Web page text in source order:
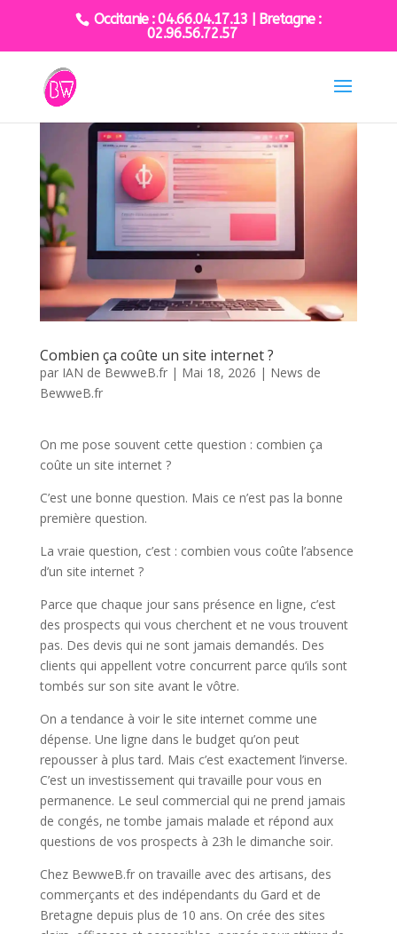
Occitanie : 04.66.04.17.13 | Bretagne :
02.96.56.72.57
Combien ça coûte un site internet ?
par IAN de BewweB.fr| Mai 18, 2026 | News de
BewweB.fr
On me pose souvent cette question : combien ça
coûte un site internet ?
C’est une bonne question. Mais ce n’est pas la bonne
première question.
La vraie question, c’est : combien vous coûte l’absence
d’un site internet ?
Parce que chaque jour sans présence en ligne, c’est
des prospects qui vous cherchent et ne vous trouvent
pas. Des devis qui ne sont jamais demandés. Des
clients qui appellent votre concurrent parce qu’ils sont
tombés sur son site avant le vôtre.
On a tendance à voir le site internet comme une
dépense. Une ligne dans le budget qu’on peut
repousser à plus tard. Mais c’est exactement l’inverse.
C’est un investissement qui travaille pour vous en
permanence. Le seul commercial qui ne prend jamais
de congés, ne tombe jamais malade et répond aux
questions de vos prospects à 23h le dimanche soir.
Chez BewweB.fr on travaille avec des artisans, des
commerçants et des indépendants du Gard et de
Bretagne depuis plus de 10 ans. On crée des sites